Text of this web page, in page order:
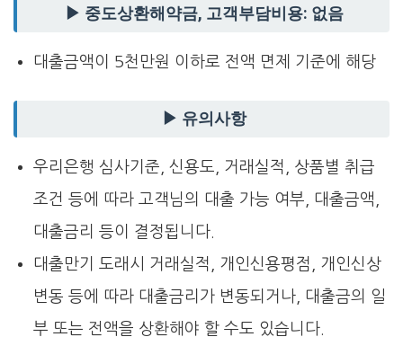
▶ 중도상환해약금, 고객부담비용: 없음
대출금액이 5천만원 이하로 전액 면제 기준에 해당
▶ 유의사항
우리은행 심사기준, 신용도, 거래실적, 상품별 취급
조건 등에 따라 고객님의 대출 가능 여부, 대출금액,
대출금리 등이 결정됩니다.
대출만기 도래시 거래실적, 개인신용평점, 개인신상
변동 등에 따라 대출금리가 변동되거나, 대출금의 일
부 또는 전액을 상환해야 할 수도 있습니다.